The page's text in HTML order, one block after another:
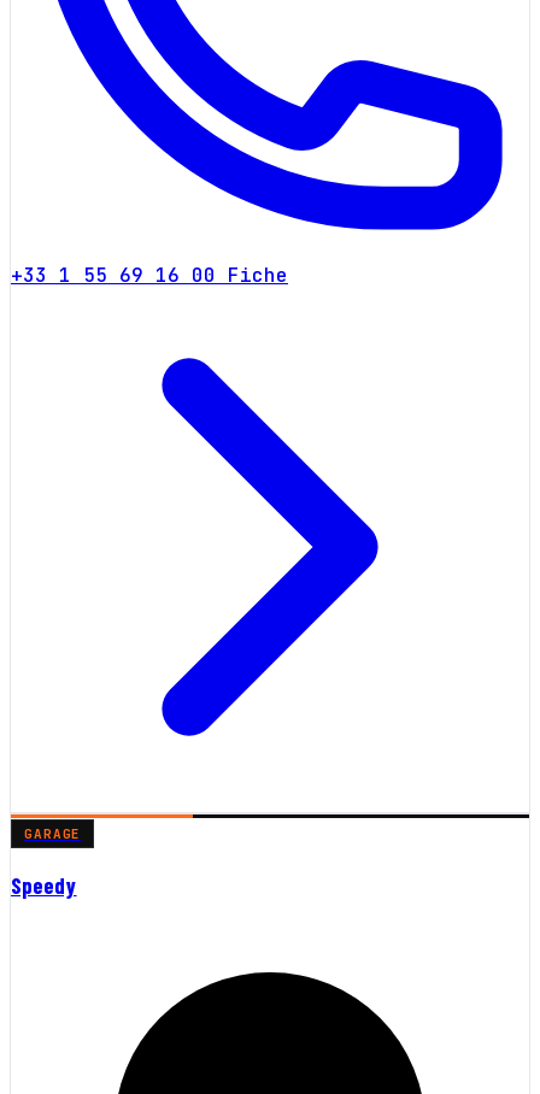
+33 1 55 69 16 00 Fiche
GARAGE
Speedy